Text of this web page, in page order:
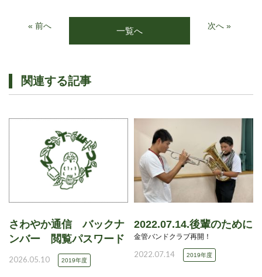
« 前へ 一覧へ 次へ »
関連する記事
さわやか通信 バックナ
ンバー 閲覧パスワード
2026.05.10 2019年度
2022.07.14.後輩のために
金管バンドクラブ再開！
2022.07.14 2019年度